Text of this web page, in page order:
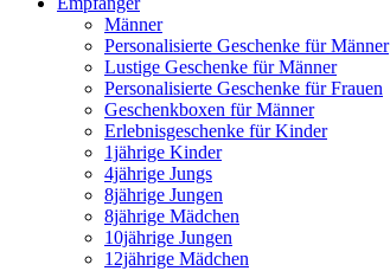
Männer
Personalisierte Geschenke für Männer
Lustige Geschenke für Männer
Personalisierte Geschenke für Frauen
Geschenkboxen für Männer
Erlebnisgeschenke für Kinder
1jährige Kinder
4jährige Jungs
8jährige Jungen
8jährige Mädchen
10jährige Jungen
12jährige Mädchen